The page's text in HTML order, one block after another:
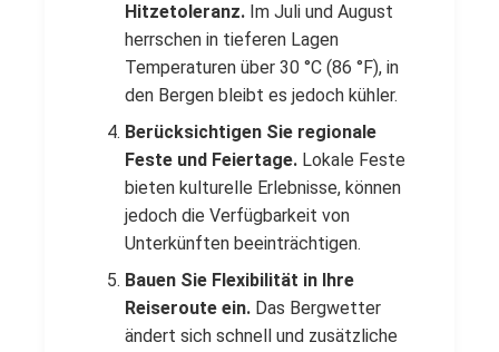
Hitzetoleranz. Im Juli und August
herrschen in tieferen Lagen
Temperaturen über 30 °C (86 °F), in
den Bergen bleibt es jedoch kühler.
Berücksichtigen Sie regionale
Feste und Feiertage. Lokale Feste
bieten kulturelle Erlebnisse, können
jedoch die Verfügbarkeit von
Unterkünften beeinträchtigen.
Bauen Sie Flexibilität in Ihre
Reiseroute ein. Das Bergwetter
ändert sich schnell und zusätzliche